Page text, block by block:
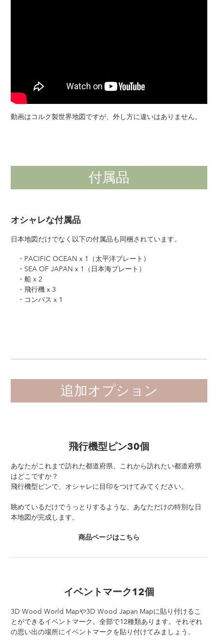
動画はコルク製世界地図ですが、外し方に違いはありません。
付属品
オシャレな付属品
日本地図だけでなく以下の付属品も同梱されています。
・PACIFIC OCEAN x 1（太平洋プレート）
・SEA OF JAPAN x 1（日本海プレート）
・船 x 2
・飛行機 x 3
・コンパス x 1
追加オプション
飛行機型ピン30個
あなたがこれまで訪れた都道府県、これから訪れたい都道府県
はどこですか？
飛行機型ピンで、オシャレに目印をつけてみてください。
眺めているだけでうっとりするような、あなただけの特別な日
本地図が完成します。
商品ページはこちら
イベントマーク12個
3D Wood World Mapや3D Wood Japan Mapに貼り付けるこ
とができるイベントマーク。全部で12種類あります。それぞれ
の思い出の場所にイベントマークを貼り付けてみましょう。